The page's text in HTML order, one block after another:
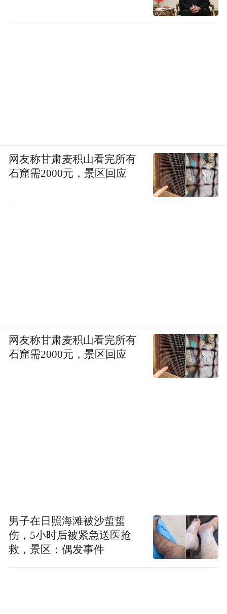
网友称甘肃麦积山看完所有
石窟需2000元，景区回应
网友称甘肃麦积山看完所有
石窟需2000元，景区回应
男子在日照海滩被沙蜇蜇
伤，5小时后被紧急送医抢
救，景区：偶发事件